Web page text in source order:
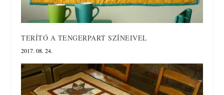
TERÍTŐ A TENGERPART SZÍNEIVEL
2017. 08. 24.